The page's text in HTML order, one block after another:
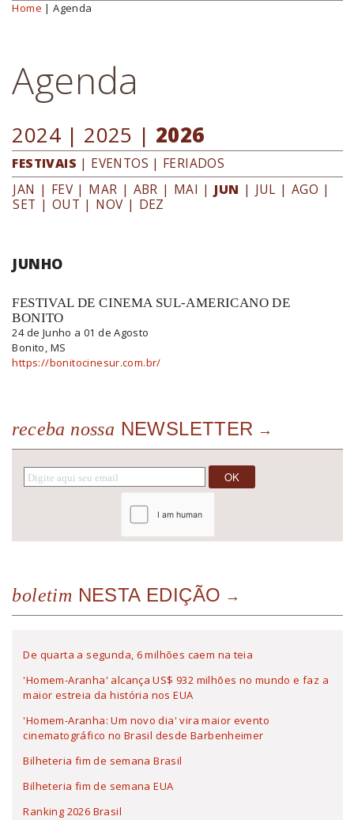
Você está aqui
Home | Agenda
Agenda
2024 | 2025 | 2026
FESTIVAIS | EVENTOS | FERIADOS
JAN | FEV | MAR | ABR | MAI | JUN | JUL | AGO |
SET | OUT | NOV | DEZ
JUNHO
FESTIVAL DE CINEMA SUL-AMERICANO DE
BONITO
24 de Junho a 01 de Agosto
Bonito, MS
https://bonitocinesur.com.br/
receba nossa NEWSLETTER
boletim NESTA EDIÇÃO
De quarta a segunda, 6 milhões caem na teia
'Homem-Aranha' alcança US$ 932 milhões no mundo e faz a
maior estreia da história nos EUA
'Homem-Aranha: Um novo dia' vira maior evento
cinematográfico no Brasil desde Barbenheimer
Bilheteria fim de semana Brasil
Bilheteria fim de semana EUA
Ranking 2026 Brasil